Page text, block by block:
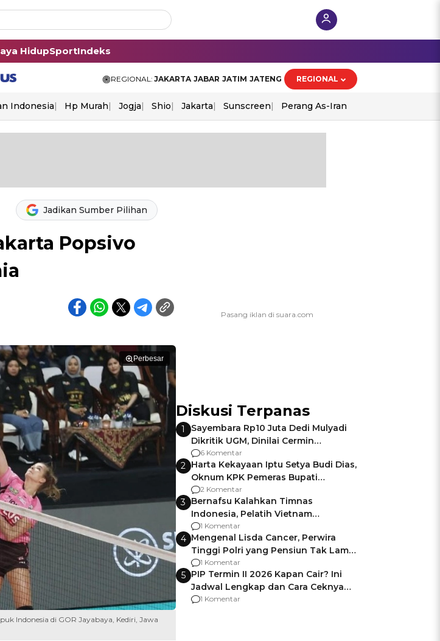
HidupSportIndeks
REGIONAL: JAKARTA JABAR JATIM JATENG REGIONAL
Indonesia Hp Murah Jogja Shio Jakarta Sunscreen Perang As-Iran
Jadikan Sumber Pilihan
Popsivo
Perbesar
Indonesia di GOR Jayabaya, Kediri, Jawa
Diskusi Terpanas
1
Sayembara Rp10 Juta Dedi Mulyadi
Dikritik UGM, Dinilai Cermin
Gagalnya Negara Jamin Keamanan
6 Komentar
2 Harta Kekayaan Iptu Setya Budi Dias,
Oknum KPK Pemeras Bupati
Pemalang
2 Komentar
3 Bernafsu Kalahkan Timnas
Indonesia, Pelatih Vietnam
Berencana Pakai Jimat di Pakansari
1 Komentar
4 Mengenal Lisda Cancer, Perwira
Tinggi Polri yang Pensiun Tak Lama
Usai Jadi Brigjen
1 Komentar
5 PIP Termin II 2026 Kapan Cair? Ini
Jadwal Lengkap dan Cara Ceknya
agar Dana Tidak Hangus!
1 Komentar